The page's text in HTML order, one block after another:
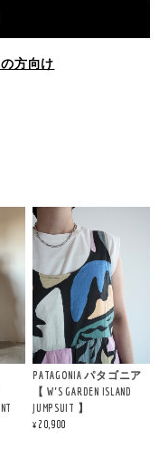
方向け
PATAGONIA パタゴニア
【 W'S GARDEN ISLAND
JUMPSUIT 】
¥20,900